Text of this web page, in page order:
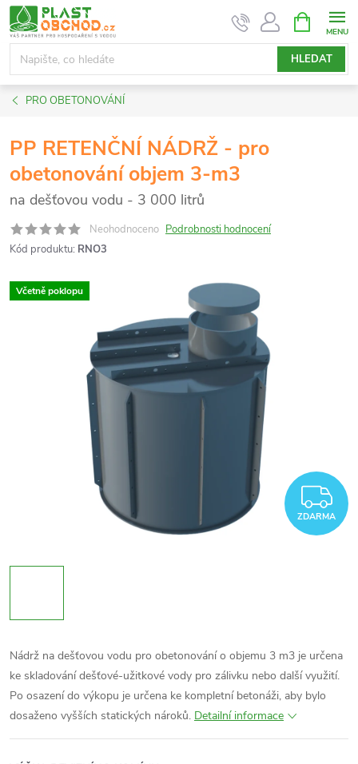
Přejít
na
obsah
HLEDAT
NÁKUPNÍ
KOŠÍK
PRO OBETONOVÁNÍ
PP RETENČNÍ NÁDRŽ - pro
obetonování objem 3-m3
na dešťovou vodu - 3 000 litrů
Neohodnoceno Podrobnosti hodnocení
Kód produktu: RNO3
Včetně poklopu
ZDARMA
Nádrž na dešťovou vodu pro obetonování o objemu 3 m3 je určena
ke skladování dešťové-užitkové vody pro zálivku nebo další využití.
Po osazení do výkopu je určena ke kompletní betonáži, aby bylo
dosaženo vyšších statických nároků. Detailní informace